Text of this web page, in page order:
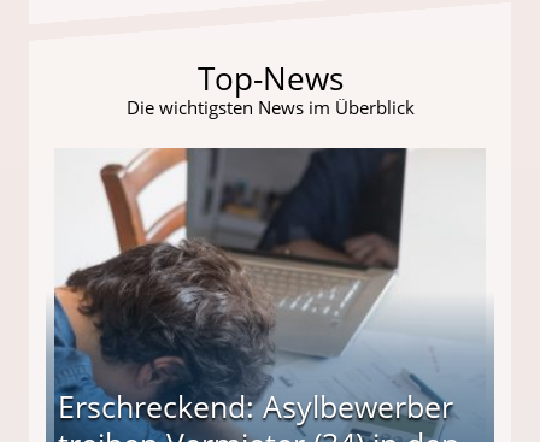
Top-News
Die wichtigsten News im Überblick
Erschreckend: Asylbewerber